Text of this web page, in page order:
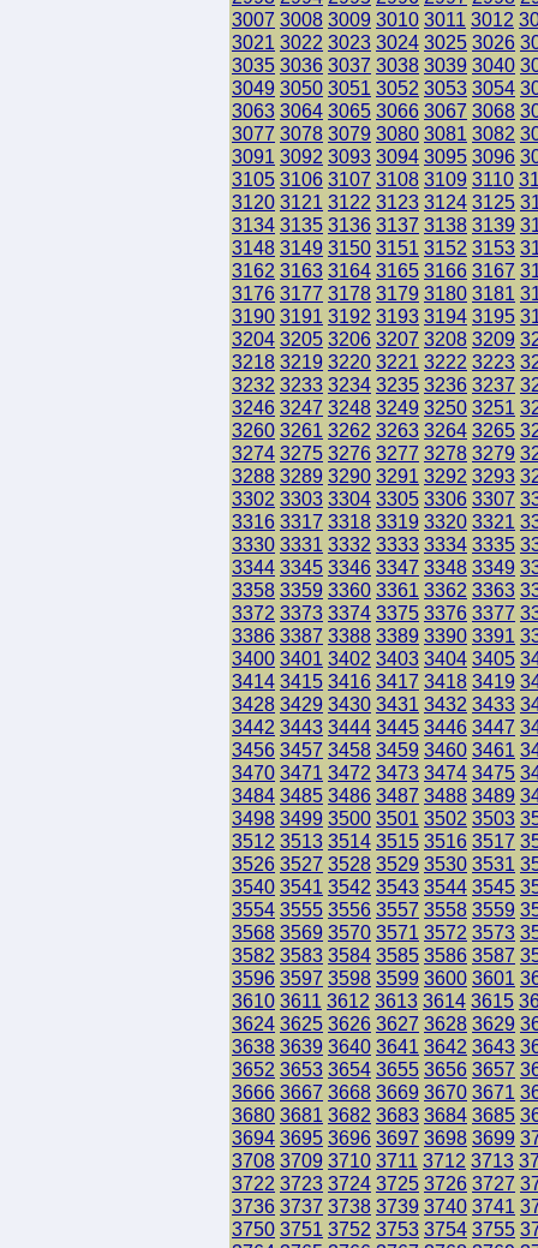
3007 3008 3009 3010 3011 3012
3021 3022 3023 3024 3025 3026
3035 3036 3037 3038 3039 3040
3049 3050 3051 3052 3053 3054
3063 3064 3065 3066 3067 3068
3077 3078 3079 3080 3081 3082
3091 3092 3093 3094 3095 3096
3105 3106 3107 3108 3109 3110
3120 3121 3122 3123 3124 3125
3134 3135 3136 3137 3138 3139
3148 3149 3150 3151 3152 3153
3162 3163 3164 3165 3166 3167
3176 3177 3178 3179 3180 3181
3190 3191 3192 3193 3194 3195
3204 3205 3206 3207 3208 3209
3218 3219 3220 3221 3222 3223
3232 3233 3234 3235 3236 3237
3246 3247 3248 3249 3250 3251
3260 3261 3262 3263 3264 3265
3274 3275 3276 3277 3278 3279
3288 3289 3290 3291 3292 3293
3302 3303 3304 3305 3306 3307
3316 3317 3318 3319 3320 3321
3330 3331 3332 3333 3334 3335
3344 3345 3346 3347 3348 3349
3358 3359 3360 3361 3362 3363
3372 3373 3374 3375 3376 3377
3386 3387 3388 3389 3390 3391
3400 3401 3402 3403 3404 3405
3414 3415 3416 3417 3418 3419
3428 3429 3430 3431 3432 3433
3442 3443 3444 3445 3446 3447
3456 3457 3458 3459 3460 3461
3470 3471 3472 3473 3474 3475
3484 3485 3486 3487 3488 3489
3498 3499 3500 3501 3502 3503
3512 3513 3514 3515 3516 3517
3526 3527 3528 3529 3530 3531
3540 3541 3542 3543 3544 3545
3554 3555 3556 3557 3558 3559
3568 3569 3570 3571 3572 3573
3582 3583 3584 3585 3586 3587
3596 3597 3598 3599 3600 3601
3610 3611 3612 3613 3614 3615
3624 3625 3626 3627 3628 3629
3638 3639 3640 3641 3642 3643
3652 3653 3654 3655 3656 3657
3666 3667 3668 3669 3670 3671
3680 3681 3682 3683 3684 3685
3694 3695 3696 3697 3698 3699
3708 3709 3710 3711 3712 3713
3722 3723 3724 3725 3726 3727
3736 3737 3738 3739 3740 3741
3750 3751 3752 3753 3754 3755